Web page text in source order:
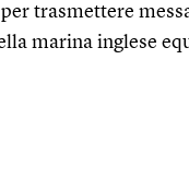
trasmettere
marina inglese